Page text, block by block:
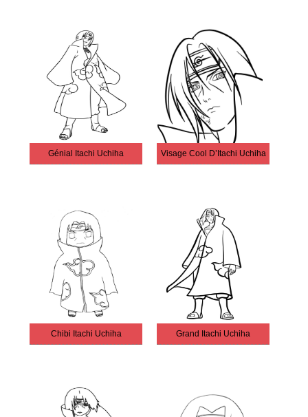
Génial Itachi Uchiha Visage Cool D’Itachi Uchiha
Chibi Itachi Uchiha Grand Itachi Uchiha